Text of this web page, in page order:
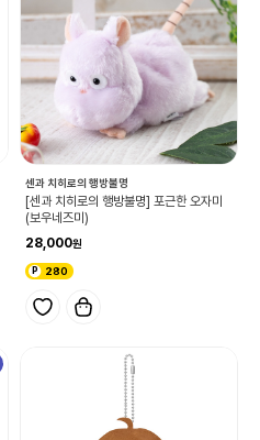
센과 치히로의 행방불명
[센과 치히로의 행방불명] 포근한 오자미
(보우네즈미)
28,000
280